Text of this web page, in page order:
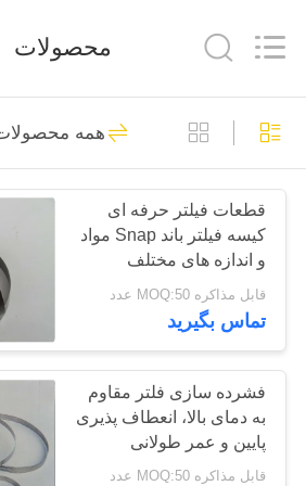
خانه
محصولات
دربارهی
کارخانه
کنترل
Filter
Environmental
کیسه های
غبار
115
کیسه فیلتر
99
محصولات
همه
قطعات فیلتر حرفه ای
کیسه فیلتر باند Snap مواد
و اندازه های مختلف
قابل مذاکره MOQ:50 عدد
تماس بگیرید
فشرده سازی فلتر مقاوم
به دمای بالا، انعطاف پذیری
پایین و عمر طولانی
قابل مذاکره MOQ:50 عدد